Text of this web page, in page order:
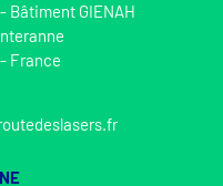
Bâtiment GIENAH
France